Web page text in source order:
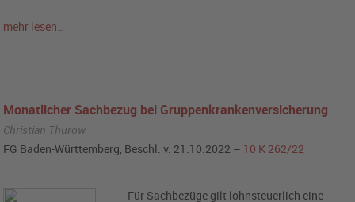
mehr lesen…
Monatlicher Sachbezug bei Gruppenkrankenversicherung
Christian Thurow
FG Baden-Württemberg, Beschl. v. 21.10.2022 – 10 K 262/22
Für Sachbezüge gilt lohnsteuerlich eine